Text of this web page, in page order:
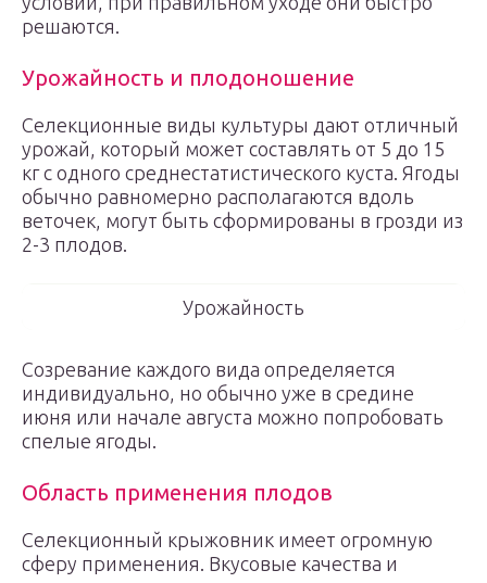
решаются.
Урожайность и плодоношение
Селекционные виды культуры дают отличный
урожай, который может составлять от 5 до 15
кг с одного среднестатистического куста. Ягоды
обычно равномерно располагаются вдоль
веточек, могут быть сформированы в грозди из
2-3 плодов.
Урожайность
Созревание каждого вида определяется
индивидуально, но обычно уже в средине
июня или начале августа можно попробовать
спелые ягоды.
Область применения плодов
Селекционный крыжовник имеет огромную
сферу применения. Вкусовые качества и